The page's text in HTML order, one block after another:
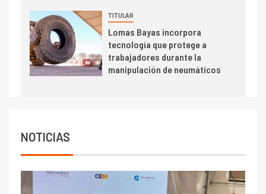
6 I+D
BHP proyecta producción de
cobre cercana a 2 millones de
toneladas tras récord en
Escondida
TITULAR
Lomas Bayas incorpora
tecnología que protege a
trabajadores durante la
manipulación de neumáticos
NOTICIAS